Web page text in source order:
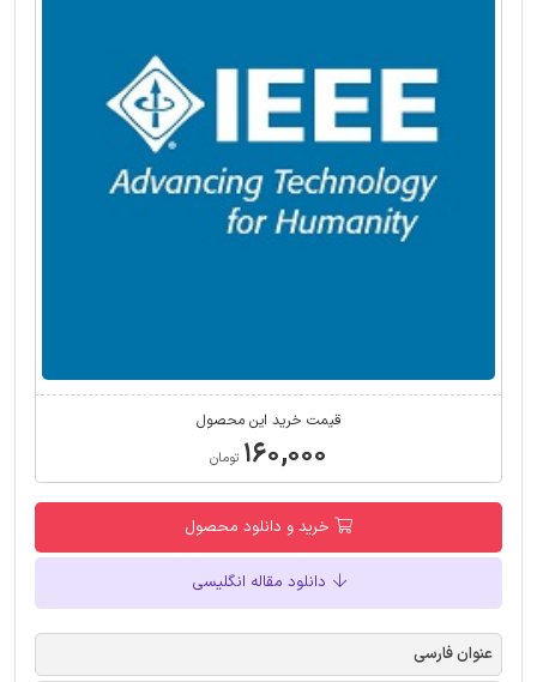
قیمت خرید این محصول
۱۶۰,۰۰۰ تومان
خرید و دانلود محصول
دانلود مقاله انگلیسی
عنوان فارسی